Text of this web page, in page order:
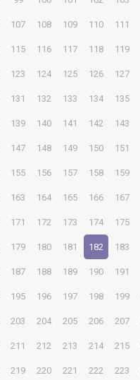
107 108 109 110 111
115 116 117 118 119
123 124 125 126 127
131 132 133 134 135
139 140 141 142 143
147 148 149 150 151
155 156 157 158 159
163 164 165 166 167
171 172 173 174 175
179 180 181 182 183
187 188 189 190 191
195 196 197 198 199
203 204 205 206 207
211 212 213 214 215
219 220 221 222 223